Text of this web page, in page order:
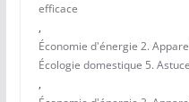
efficace
,
Économie d'énergie 2.
Écologie domestique 5.
,